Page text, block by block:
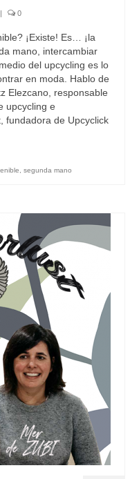
0
¡Existe! Es… ¡la
mano, intercambiar
del upcycling es lo
en moda. Hablo de
Elezcano, responsable
upcycling e
fundadora de Upcyclick
, segunda mano